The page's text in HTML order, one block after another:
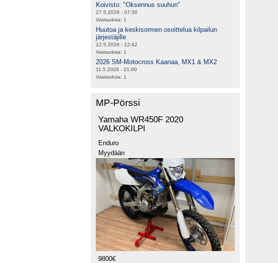
Koivisto: "Oksennus suuhun"
27.5.2026 - 07:30
Vastauksia: 1
Huutoa ja keskisormen osoittelua kilpailun
järjestäjille
12.5.2026 - 12:42
Vastauksia: 1
2026 SM-Motocross Kaanaa, MX1 & MX2
11.5.2026 - 21:00
Vastauksia: 1
MP-Pörssi
Yamaha WR450F 2020
VALKOKILPI
Enduro
Myydään
9800€